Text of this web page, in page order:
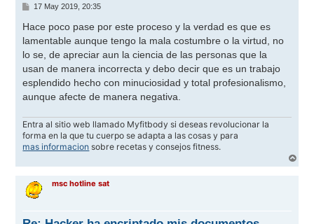
M
n
s
a
e
17 May 2019, 20:35
Hace poco pase por este proceso y la verdad es que es
lamentable aunque tengo la mala costumbre o la virtud, no
lo se, de apreciar aun la ciencia de las personas que la
usan de manera incorrecta y debo decir que es un trabajo
esplendido hecho con minuciosidad y total profesionalismo,
aunque afecte de manera negativa.
Entra al sitio web llamado Myfitbody si deseas revolucionar la
forma en la que tu cuerpo se adapta a las cosas y para
mas informacion sobre recetas y consejos fitness.
r
msc hotline sat